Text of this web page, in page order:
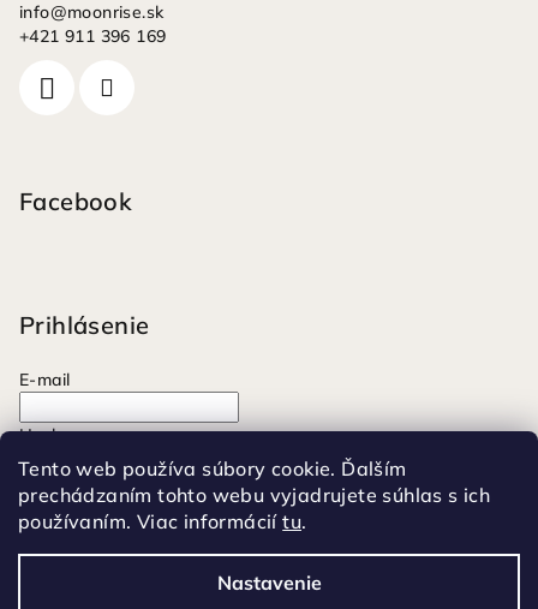
Tento web používa súbory cookie. Ďalším
prechádzaním tohto webu vyjadrujete súhlas s ich
používaním. Viac informáciítu.
Nastavenie
info@moonrise.sk
+421 911 396 169
Facebook
Prihlásenie
E-mail
Heslo
Prihlásiť sa
Nová registráciaZabudnuté heslo